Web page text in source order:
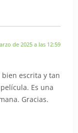
de 2025 a las 12:59
escrita y tan
Es una
Gracias.